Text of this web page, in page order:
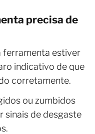
precisa de
ferramenta estiver
indicativo de que
corretamente.
ou zumbidos
sinais de desgaste